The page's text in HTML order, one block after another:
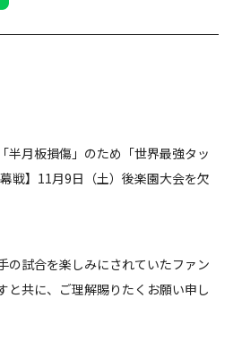
半月板損傷」のため「世界最強タッ
戦】11月9日（土）後楽園大会を欠
の試合を楽しみにされていたファン
と共に、ご理解賜りたくお願い申し